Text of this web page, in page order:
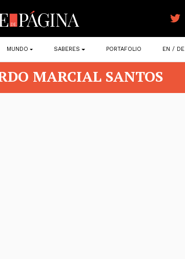
MUNDO SABERES PORTAFOLIO EN / DE
MARCIAL SANTOS